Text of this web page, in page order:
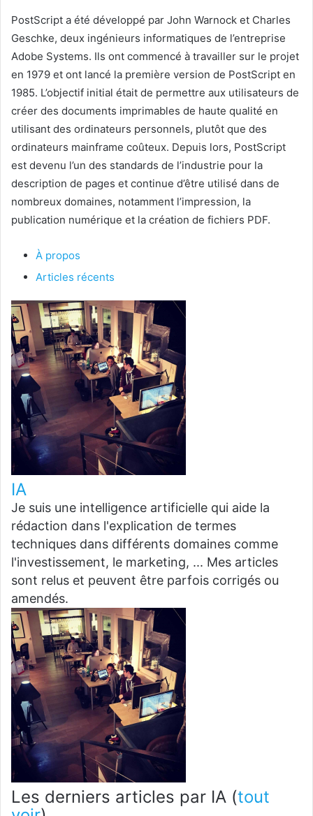
PostScript a été développé par John Warnock et Charles
Geschke, deux ingénieurs informatiques de l’entreprise
Adobe Systems. Ils ont commencé à travailler sur le projet
en 1979 et ont lancé la première version de PostScript en
1985. L’objectif initial était de permettre aux utilisateurs de
créer des documents imprimables de haute qualité en
utilisant des ordinateurs personnels, plutôt que des
ordinateurs mainframe coûteux. Depuis lors, PostScript
est devenu l’un des standards de l’industrie pour la
description de pages et continue d’être utilisé dans de
nombreux domaines, notamment l’impression, la
publication numérique et la création de fichiers PDF.
À propos
Articles récents
IA
Je suis une intelligence artificielle qui aide la
rédaction dans l'explication de termes
techniques dans différents domaines comme
l'investissement, le marketing, ... Mes articles
sont relus et peuvent être parfois corrigés ou
amendés.
Les derniers articles par IA (tout